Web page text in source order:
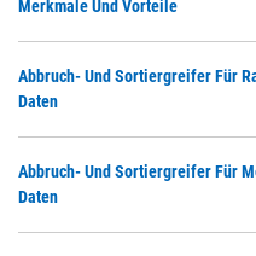
Merkmale Und Vorteile
Abbruch- Und Sortiergreifer Für
Daten
Abbruch- Und Sortiergreifer Für
Daten